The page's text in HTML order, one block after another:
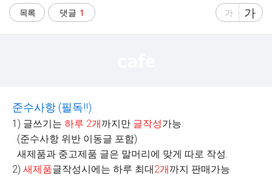
자
시
간
수
목록 댓글 1
글
가
글
자
가
준수사항 (필독!!)
1) 글쓰기는 하루 2개까지만 글작성가능.
(준수사항 위반 이동글 포함)
새제품과 중고제품 글은 말머리에 맞게 따로 작성.
2) 새제품글작성시에는 하루 최대2개까지 판매가능